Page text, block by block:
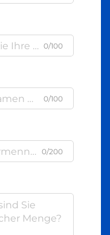
0/100
0/100
0/200